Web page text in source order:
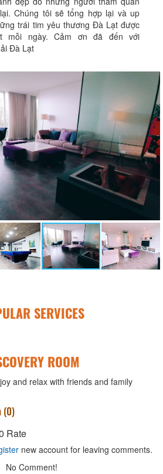
Chúng tôi sẽ tổng hợp lại và up
trái tim yêu thương Đà Lạt được
mỗi ngày. Cảm ơn đã đến với
Đà Lạt
SERVICES
ROOM
and relax with friends and family
(0)
Rate
new account for leaving comments.
No Comment!